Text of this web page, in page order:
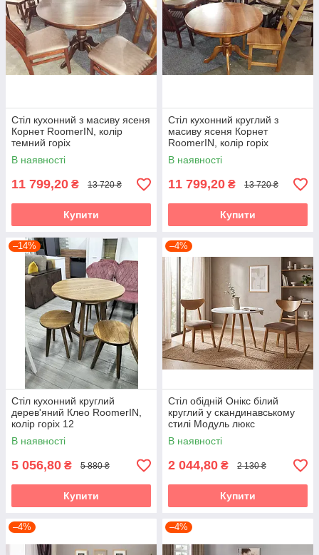
Стіл кухонний з масиву ясеня
Корнет RoomerIN, колір
темний горіх
В наявності
11 799,20 ₴ 13 720 ₴
Купити
Стіл кухонний круглий з
масиву ясеня Корнет
RoomerIN, колір горіх
В наявності
11 799,20 ₴ 13 720 ₴
Купити
–14%
Стіл кухонний круглий
дерев'яний Клео RoomerIN,
колір горіх 12
В наявності
5 056,80 ₴ 5 880 ₴
Купити
–4%
Стіл обідній Онікс білий
круглий у скандинавському
стилі Модуль люкс
В наявності
2 044,80 ₴ 2 130 ₴
Купити
–4% –4%